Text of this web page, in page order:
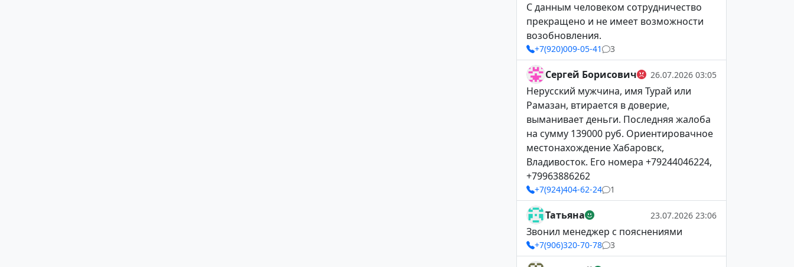
С данным человеком сотрудничество
прекращено и не имеет возможности
возобновления.
+7(920)009-05-41 3
Сергей Борисович 26.07.2026 03:05
Нерусский мужчина, имя Турай или
Рамазан, втирается в доверие,
выманивает деньги. Последняя жалоба
на сумму 139000 руб. Ориентировачное
местонахождение Хабаровск,
Владивосток. Его номера +79244046224,
+79963886262
+7(924)404-62-24 1
Татьяна 23.07.2026 23:06
Звонил менеджер с пояснениями
+7(906)320-70-78 3